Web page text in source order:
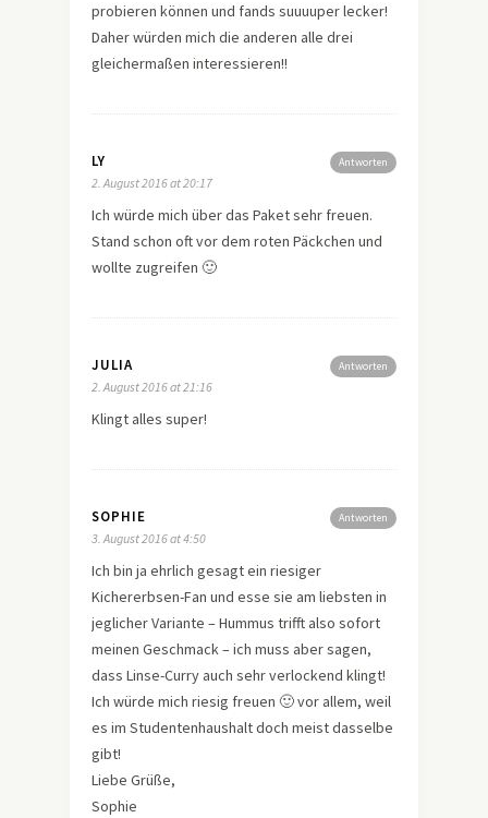
probieren können und fands suuuuper lecker!
Daher würden mich die anderen alle drei
gleichermaßen interessieren!!
Antworten
LY
2. August 2016 at 20:17
Ich würde mich über das Paket sehr freuen.
Stand schon oft vor dem roten Päckchen und
wollte zugreifen 🙂
Antworten
JULIA
2. August 2016 at 21:16
Klingt alles super!
Antworten
SOPHIE
3. August 2016 at 4:50
Ich bin ja ehrlich gesagt ein riesiger
Kichererbsen-Fan und esse sie am liebsten in
jeglicher Variante – Hummus trifft also sofort
meinen Geschmack – ich muss aber sagen,
dass Linse-Curry auch sehr verlockend klingt!
Ich würde mich riesig freuen 🙂 vor allem, weil
es im Studentenhaushalt doch meist dasselbe
gibt!
Liebe Grüße,
Sophie